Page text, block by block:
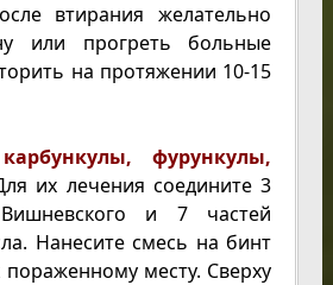
втирания желательно
или прогреть больные
на протяжении 10-15
фурункулы,
их лечения соедините 3
и 7 частей
Нанесите смесь на бинт
месту. Сверху